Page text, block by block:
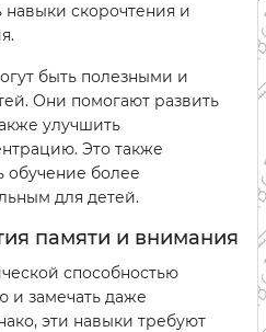
навыки скорочтения и
быть полезными и
Они помогают развить
улучшить
Это также
обучение более
для детей.
памяти и внимания
способностью
и замечать даже
эти навыки требуют